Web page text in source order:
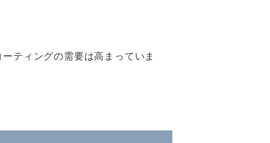
ティングの需要は高まっていま